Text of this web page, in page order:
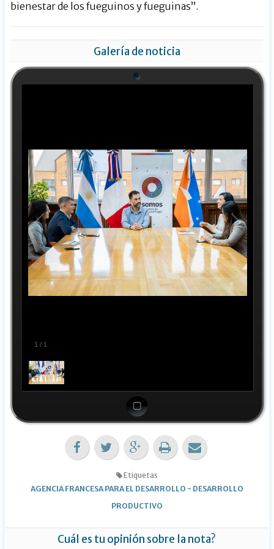
bienestar de los fueguinos y fueguinas”.
Galería de noticia
1 / 1
Etiquetas
AGENCIA FRANCESA PARA EL DESARROLLO - DESARROLLO
PRODUCTIVO
Cuál es tu opinión sobre la nota?